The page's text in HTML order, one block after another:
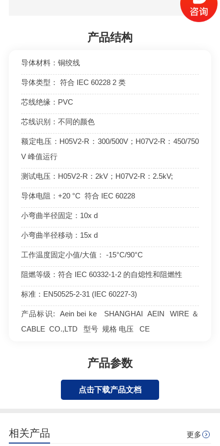
产品结构
导体材料：铜绞线
导体类型： 符合 IEC 60228 2 类
芯线绝缘：PVC
芯线识别：不同的颜色
额定电压：H05V2-R：300/500V；H07V2-R：450/750
V 峰值运行
测试电压：H05V2-R：2kV；H07V2-R：2.5kV;
导体电阻：+20 °C 符合 IEC 60228
小弯曲半径固定：10x d
小弯曲半径移动：15x d
工作温度固定小值/大值： -15°C/90°C
阻燃等级：符合 IEC 60332-1-2 的自熄性和阻燃性
标准：EN50525-2-31 (IEC 60227-3)
产品标识: Aein bei ke SHANGHAI AEIN WIRE ＆
CABLE CO.,LTD 型号 规格 电压 CE
产品参数
点击下载产品文档
相关产品 更多